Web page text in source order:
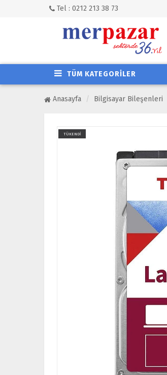
Tel : 0212 213 38 73
TÜM KATEGORİLER
Anasayfa Bilgisayar Bileşenleri
TÜKENDİ